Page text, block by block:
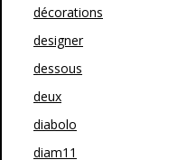
décorations
designer
dessous
deux
diabolo
diam11